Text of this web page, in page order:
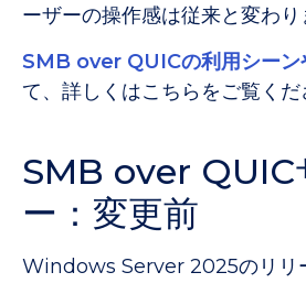
ーザーの操作感は従来と変わり
SMB over QUICの利用シーン
て、詳しくはこちらをご覧くだ
SMB over QUIC
ー：変更前
Windows Server 2025のリリ